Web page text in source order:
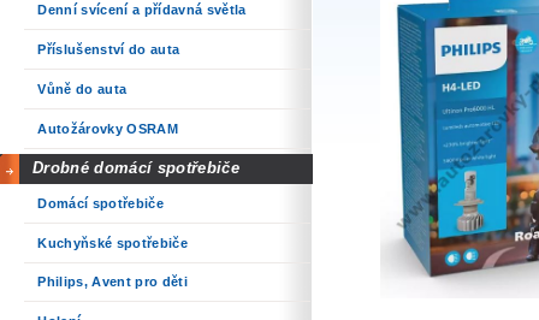
Denní svícení a přídavná světla
Příslušenství do auta
Vůně do auta
Autožárovky OSRAM
Drobné domácí spotřebiče
Domácí spotřebiče
Kuchyňské spotřebiče
Philips, Avent pro děti